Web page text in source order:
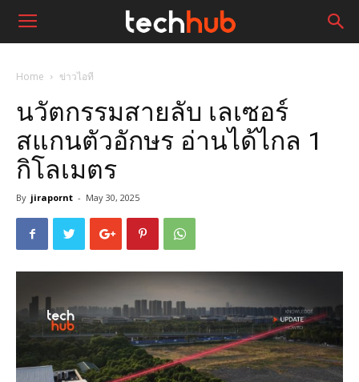
Home ข่าวไอที
นวัตกรรมสายลับ เลเซอร์
สแกนตัวอักษร อ่านได้ไกล 1
กิโลเมตร
By jirapornt - May 30, 2025